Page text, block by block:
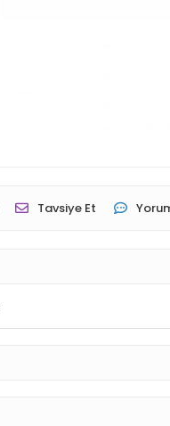
Tavsiye Et